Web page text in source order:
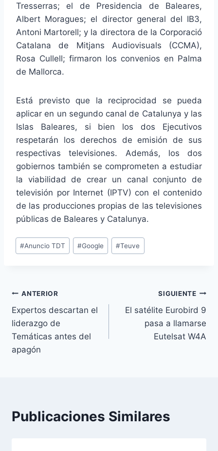
Tresserras; el de Presidencia de Baleares,
Albert Moragues; el director general del IB3,
Antoni Martorell; y la directora de la Corporació
Catalana de Mitjans Audiovisuals (CCMA),
Rosa Cullell; firmaron los convenios en Palma
de Mallorca.
Está previsto que la reciprocidad se pueda
aplicar en un segundo canal de Catalunya y las
Islas Baleares, si bien los dos Ejecutivos
respetarán los derechos de emisión de sus
respectivas televisiones. Además, los dos
gobiernos también se comprometen a estudiar
la viabilidad de crear un canal conjunto de
televisión por Internet (IPTV) con el contenido
de las producciones propias de las televisiones
públicas de Baleares y Catalunya.
Etiquetas
de
#Anuncio TDT #Google #Teuve
Navegación
de
entradas
ANTERIOR
Expertos descartan el
liderazgo de
Temáticas antes del
apagón
SIGUIENTE
El satélite Eurobird 9
pasa a llamarse
Eutelsat W4A
Publicaciones Similares